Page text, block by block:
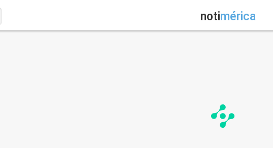
notimérica